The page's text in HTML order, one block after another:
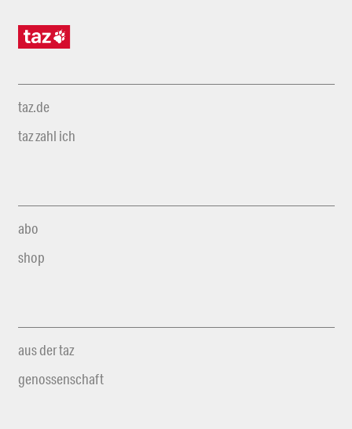
taz.de
taz zahl ich
abo
shop
aus der taz
genossenschaft